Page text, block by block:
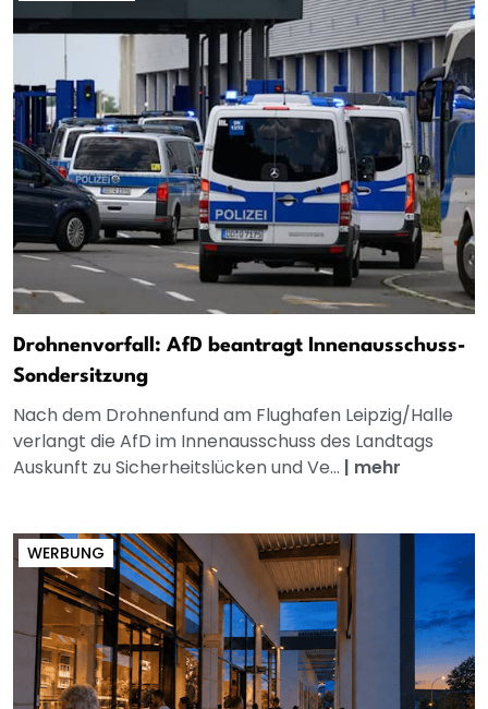
Drohnenvorfall: AfD beantragt Innenausschuss-
Sondersitzung
Nach dem Drohnenfund am Flughafen Leipzig/Halle
verlangt die AfD im Innenausschuss des Landtags
Auskunft zu Sicherheitslücken und Ve... | mehr
WERBUNG